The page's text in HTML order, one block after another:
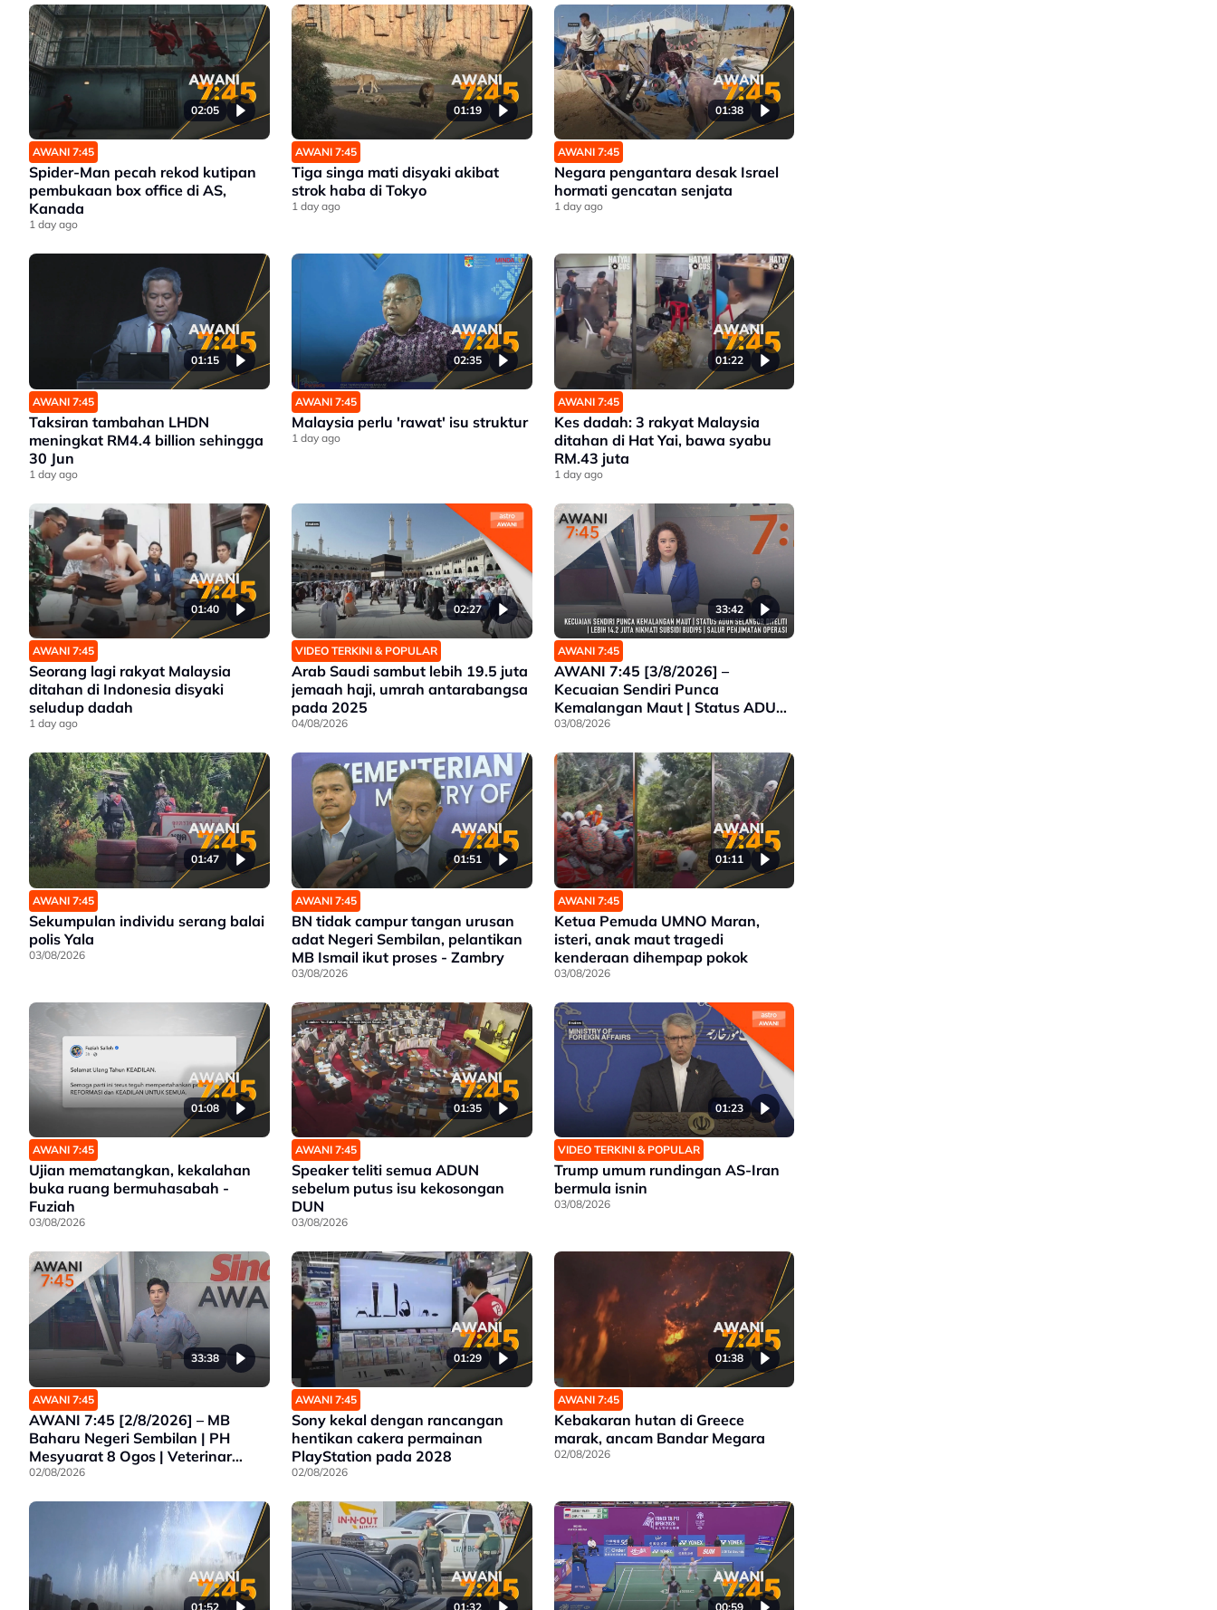
02:05
AWANI 7:45
Spider-Man pecah rekod kutipan
pembukaan box office di AS,
Kanada
1 day ago
01:19
AWANI 7:45
Tiga singa mati disyaki akibat
strok haba di Tokyo
1 day ago
01:38
AWANI 7:45
Negara pengantara desak Israel
hormati gencatan senjata
1 day ago
01:15
AWANI 7:45
Taksiran tambahan LHDN
meningkat RM4.4 billion sehingga
30 Jun
1 day ago
02:35
AWANI 7:45
Malaysia perlu 'rawat' isu struktur
1 day ago
01:22
AWANI 7:45
Kes dadah: 3 rakyat Malaysia
ditahan di Hat Yai, bawa syabu
RM.43 juta
1 day ago
01:40
AWANI 7:45
Seorang lagi rakyat Malaysia
ditahan di Indonesia disyaki
seludup dadah
1 day ago
02:27
VIDEO TERKINI & POPULAR
Arab Saudi sambut lebih 19.5 juta
jemaah haji, umrah antarabangsa
pada 2025
04/08/2026
33:42
AWANI 7:45
AWANI 7:45 [3/8/2026] –
Kecuaian Sendiri Punca
Kemalangan Maut | Status ADUN
Selangor Diteliti | Lebih 14.2 Juta
Penjimatan Operasi
03/08/2026
01:47
AWANI 7:45
Sekumpulan individu serang balai
polis Yala
03/08/2026
01:51
AWANI 7:45
BN tidak campur tangan urusan
adat Negeri Sembilan, pelantikan
MB Ismail ikut proses - Zambry
03/08/2026
01:11
AWANI 7:45
Ketua Pemuda UMNO Maran,
isteri, anak maut tragedi
kenderaan dihempap pokok
03/08/2026
01:08
AWANI 7:45
Ujian mematangkan, kekalahan
buka ruang bermuhasabah -
Fuziah
03/08/2026
01:35
AWANI 7:45
Speaker teliti semua ADUN
sebelum putus isu kekosongan
DUN
03/08/2026
01:23
VIDEO TERKINI & POPULAR
Trump umum rundingan AS-Iran
bermula isnin
03/08/2026
33:38
AWANI 7:45
AWANI 7:45 [2/8/2026] – MB
Baharu Negeri Sembilan | PH
Mesyuarat 8 Ogos | Veterinar
Siasat Tanpa Prejudis | JPJ Tidak
02/08/2026
01:29
AWANI 7:45
Sony kekal dengan rancangan
hentikan cakera permainan
PlayStation pada 2028
02/08/2026
01:38
AWANI 7:45
Kebakaran hutan di Greece
marak, ancam Bandar Megara
02/08/2026
01:52 01:32 00:59